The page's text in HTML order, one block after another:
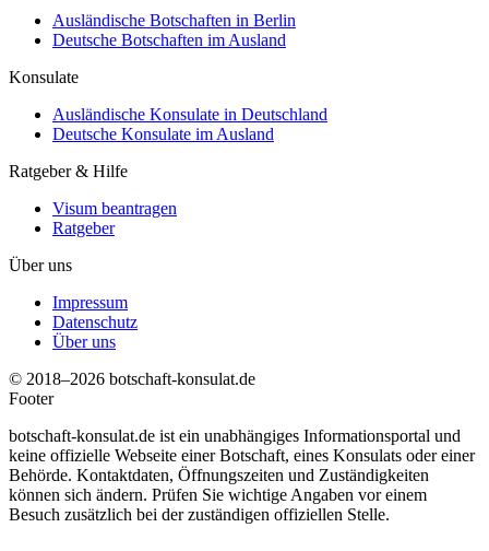
Ausländische Botschaften in Berlin
Deutsche Botschaften im Ausland
Konsulate
Ausländische Konsulate in Deutschland
Deutsche Konsulate im Ausland
Ratgeber & Hilfe
Visum beantragen
Ratgeber
Über uns
Impressum
Datenschutz
Über uns
© 2018–2026 botschaft-konsulat.de
Footer
botschaft-konsulat.de ist ein unabhängiges Informationsportal und
keine offizielle Webseite einer Botschaft, eines Konsulats oder einer
Behörde. Kontaktdaten, Öffnungszeiten und Zuständigkeiten
können sich ändern. Prüfen Sie wichtige Angaben vor einem
Besuch zusätzlich bei der zuständigen offiziellen Stelle.